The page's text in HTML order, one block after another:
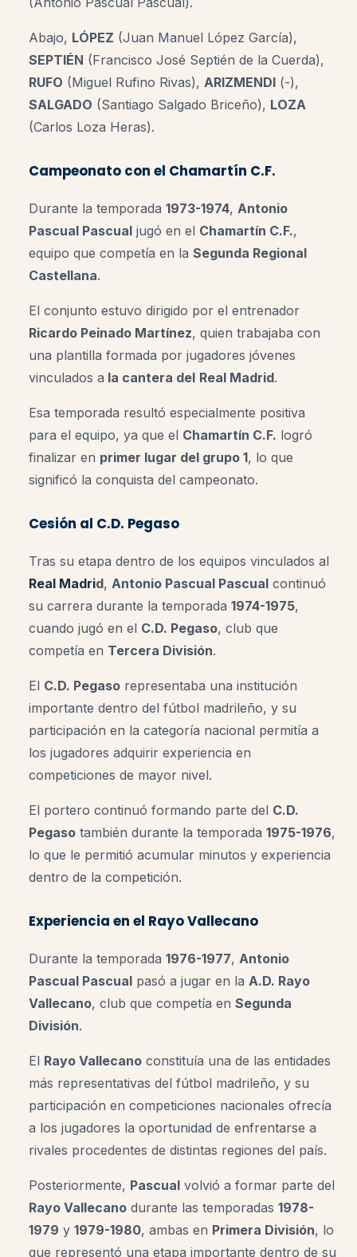
Abajo, LÓPEZ (Juan Manuel López García),
SEPTIÉN (Francisco José Septién de la Cuerda),
RUFO (Miguel Rufino Rivas), ARIZMENDI (-),
SALGADO (Santiago Salgado Briceño), LOZA
(Carlos Loza Heras).
Campeonato con el Chamartín C.F.
Durante la temporada 1973-1974, Antonio
Pascual Pascual jugó en el Chamartín C.F.,
equipo que competía en la Segunda Regional
Castellana.
El conjunto estuvo dirigido por el entrenador
Ricardo Peinado Martínez, quien trabajaba con
una plantilla formada por jugadores jóvenes
vinculados a la cantera del Real Madrid.
Esa temporada resultó especialmente positiva
para el equipo, ya que el Chamartín C.F. logró
finalizar en primer lugar del grupo 1, lo que
significó la conquista del campeonato.
Cesión al C.D. Pegaso
Tras su etapa dentro de los equipos vinculados al
Real Madrid, Antonio Pascual Pascual continuó
su carrera durante la temporada 1974-1975,
cuando jugó en el C.D. Pegaso, club que
competía en Tercera División.
El C.D. Pegaso representaba una institución
importante dentro del fútbol madrileño, y su
participación en la categoría nacional permitía a
los jugadores adquirir experiencia en
competiciones de mayor nivel.
El portero continuó formando parte del C.D.
Pegaso también durante la temporada 1975-1976,
lo que le permitió acumular minutos y experiencia
dentro de la competición.
Experiencia en el Rayo Vallecano
Durante la temporada 1976-1977, Antonio
Pascual Pascual pasó a jugar en la A.D. Rayo
Vallecano, club que competía en Segunda
División.
El Rayo Vallecano constituía una de las entidades
más representativas del fútbol madrileño, y su
participación en competiciones nacionales ofrecía
a los jugadores la oportunidad de enfrentarse a
rivales procedentes de distintas regiones del país.
Posteriormente, Pascual volvió a formar parte del
Rayo Vallecano durante las temporadas 1978-
1979 y 1979-1980, ambas en Primera División, lo
que representó una etapa importante dentro de su